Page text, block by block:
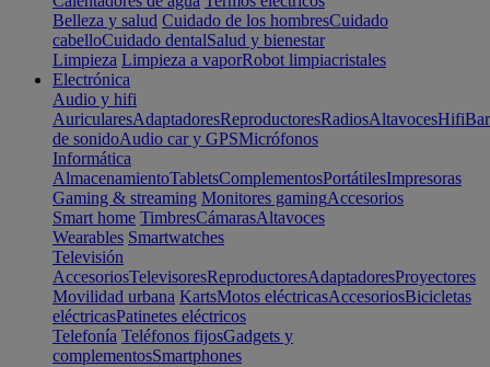
Belleza y salud Cuidado de los hombresCuidado
cabelloCuidado dentalSalud y bienestar
Limpieza Limpieza a vaporRobot limpiacristales
Electrónica
Audio y hifi
AuricularesAdaptadoresReproductoresRadiosAltavocesHifi
de sonidoAudio car y GPSMicrófonos
Informática
AlmacenamientoTabletsComplementosPortátilesImpresoras
Gaming & streaming Monitores gamingAccesorios
Smart home TimbresCámarasAltavoces
Wearables Smartwatches
Televisión
AccesoriosTelevisoresReproductoresAdaptadoresProyectores
Movilidad urbana KartsMotos eléctricasAccesoriosBicicletas
eléctricasPatinetes eléctricos
Telefonía Teléfonos fijosGadgets y
complementosSmartphones